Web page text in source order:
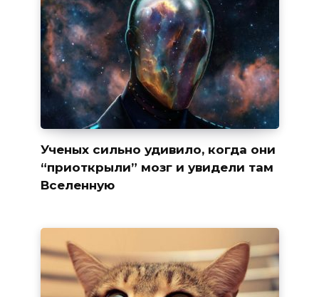
Ученых сильно удивило, когда они
“приоткрыли” мозг и увидели там
Вселенную